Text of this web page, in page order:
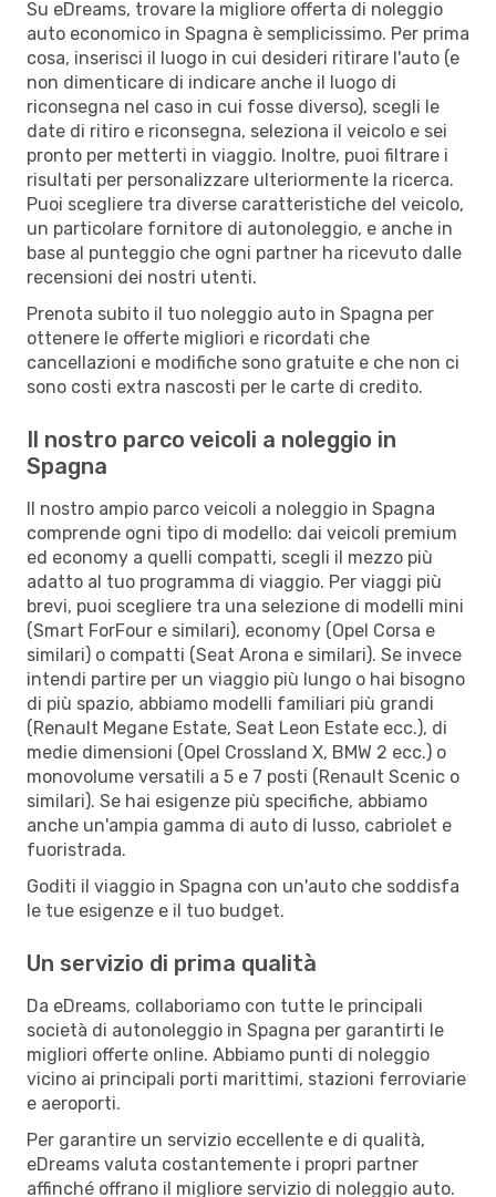
Su eDreams, trovare la migliore offerta di noleggio
auto economico in Spagna è semplicissimo. Per prima
cosa, inserisci il luogo in cui desideri ritirare l'auto (e
non dimenticare di indicare anche il luogo di
riconsegna nel caso in cui fosse diverso), scegli le
date di ritiro e riconsegna, seleziona il veicolo e sei
pronto per metterti in viaggio. Inoltre, puoi filtrare i
risultati per personalizzare ulteriormente la ricerca.
Puoi scegliere tra diverse caratteristiche del veicolo,
un particolare fornitore di autonoleggio, e anche in
base al punteggio che ogni partner ha ricevuto dalle
recensioni dei nostri utenti.
Prenota subito il tuo noleggio auto in Spagna per
ottenere le offerte migliori e ricordati che
cancellazioni e modifiche sono gratuite e che non ci
sono costi extra nascosti per le carte di credito.
Il nostro parco veicoli a noleggio in
Spagna
Il nostro ampio parco veicoli a noleggio in Spagna
comprende ogni tipo di modello: dai veicoli premium
ed economy a quelli compatti, scegli il mezzo più
adatto al tuo programma di viaggio. Per viaggi più
brevi, puoi scegliere tra una selezione di modelli mini
(Smart ForFour e similari), economy (Opel Corsa e
similari) o compatti (Seat Arona e similari). Se invece
intendi partire per un viaggio più lungo o hai bisogno
di più spazio, abbiamo modelli familiari più grandi
(Renault Megane Estate, Seat Leon Estate ecc.), di
medie dimensioni (Opel Crossland X, BMW 2 ecc.) o
monovolume versatili a 5 e 7 posti (Renault Scenic o
similari). Se hai esigenze più specifiche, abbiamo
anche un'ampia gamma di auto di lusso, cabriolet e
fuoristrada.
Goditi il viaggio in Spagna con un'auto che soddisfa
le tue esigenze e il tuo budget.
Un servizio di prima qualità
Da eDreams, collaboriamo con tutte le principali
società di autonoleggio in Spagna per garantirti le
migliori offerte online. Abbiamo punti di noleggio
vicino ai principali porti marittimi, stazioni ferroviarie
e aeroporti.
Per garantire un servizio eccellente e di qualità,
eDreams valuta costantemente i propri partner
affinché offrano il migliore servizio di noleggio auto.